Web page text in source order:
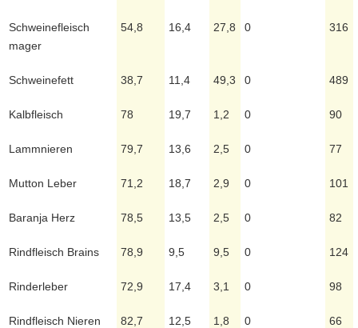
Schweinefleisch
mager
54,8 16,4 27,8 0 316
Schweinefett 38,7 11,4 49,3 0 489
Kalbfleisch 78 19,7 1,2 0 90
Lammnieren 79,7 13,6 2,5 0 77
Mutton Leber 71,2 18,7 2,9 0 101
Baranja Herz 78,5 13,5 2,5 0 82
Rindfleisch Brains 78,9 9,5 9,5 0 124
Rinderleber 72,9 17,4 3,1 0 98
Rindfleisch Nieren 82,7 12,5 1,8 0 66